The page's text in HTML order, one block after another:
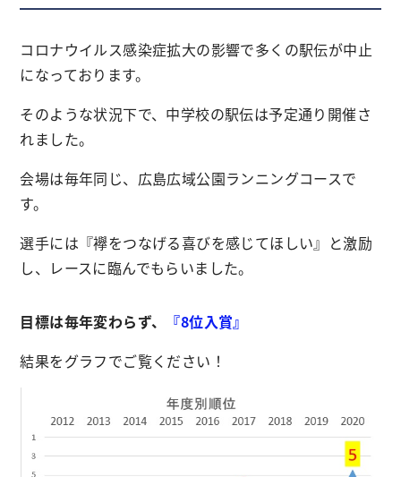
コロナウイルス感染症拡大の影響で多くの駅伝が中止
になっております。
そのような状況下で、中学校の駅伝は予定通り開催さ
れました。
会場は毎年同じ、広島広域公園ランニングコースで
す。
選手には『襷をつなげる喜びを感じてほしい』と激励
し、レースに臨んでもらいました。
目標は毎年変わらず、
『8位入賞』
結果をグラフでご覧ください！